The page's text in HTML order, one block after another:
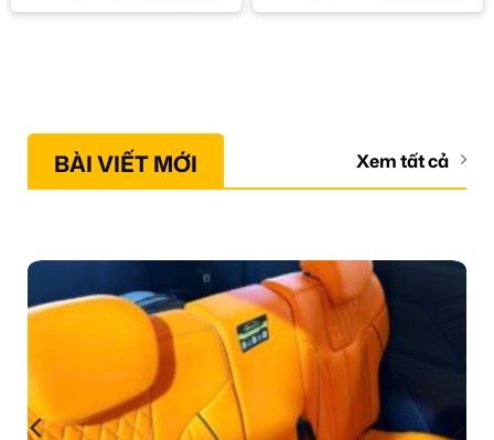
BÀI VIẾT MỚI Xem tất cả